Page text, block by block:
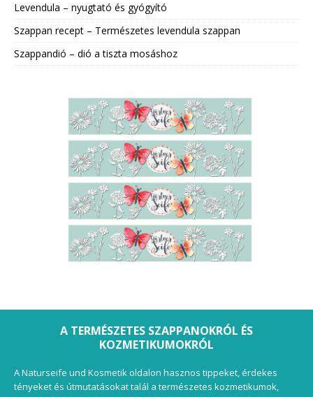
Levendula – nyugtató és gyógyító
Szappan recept – Természetes levendula szappan
Szappandió – dió a tiszta mosáshoz
A TERMÉSZETES SZAPPANOKRÓL ÉS
KOZMETIKUMOKRÓL
A Naturseife und Kosmetik oldalon hasznos tippeket, érdekes
tényeket és útmutatásokat talál a természetes kozmetikumok,